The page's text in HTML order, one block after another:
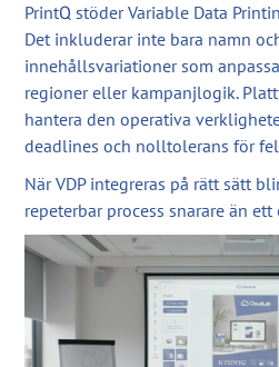
PrintQ stöder Variable Data
Det inkluderar inte bara namn
innehållsvariationer som
regioner eller kampanjlogik.
hantera den operativa
deadlines och nolltolerans för
När VDP integreras på rätt sätt
repeterbar process snarare än